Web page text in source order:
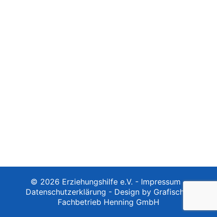
© 2026 Erziehungshilfe e.V. - Impressum -
Datenschutzerklärung - Design by Grafischer
Fachbetrieb Henning GmbH